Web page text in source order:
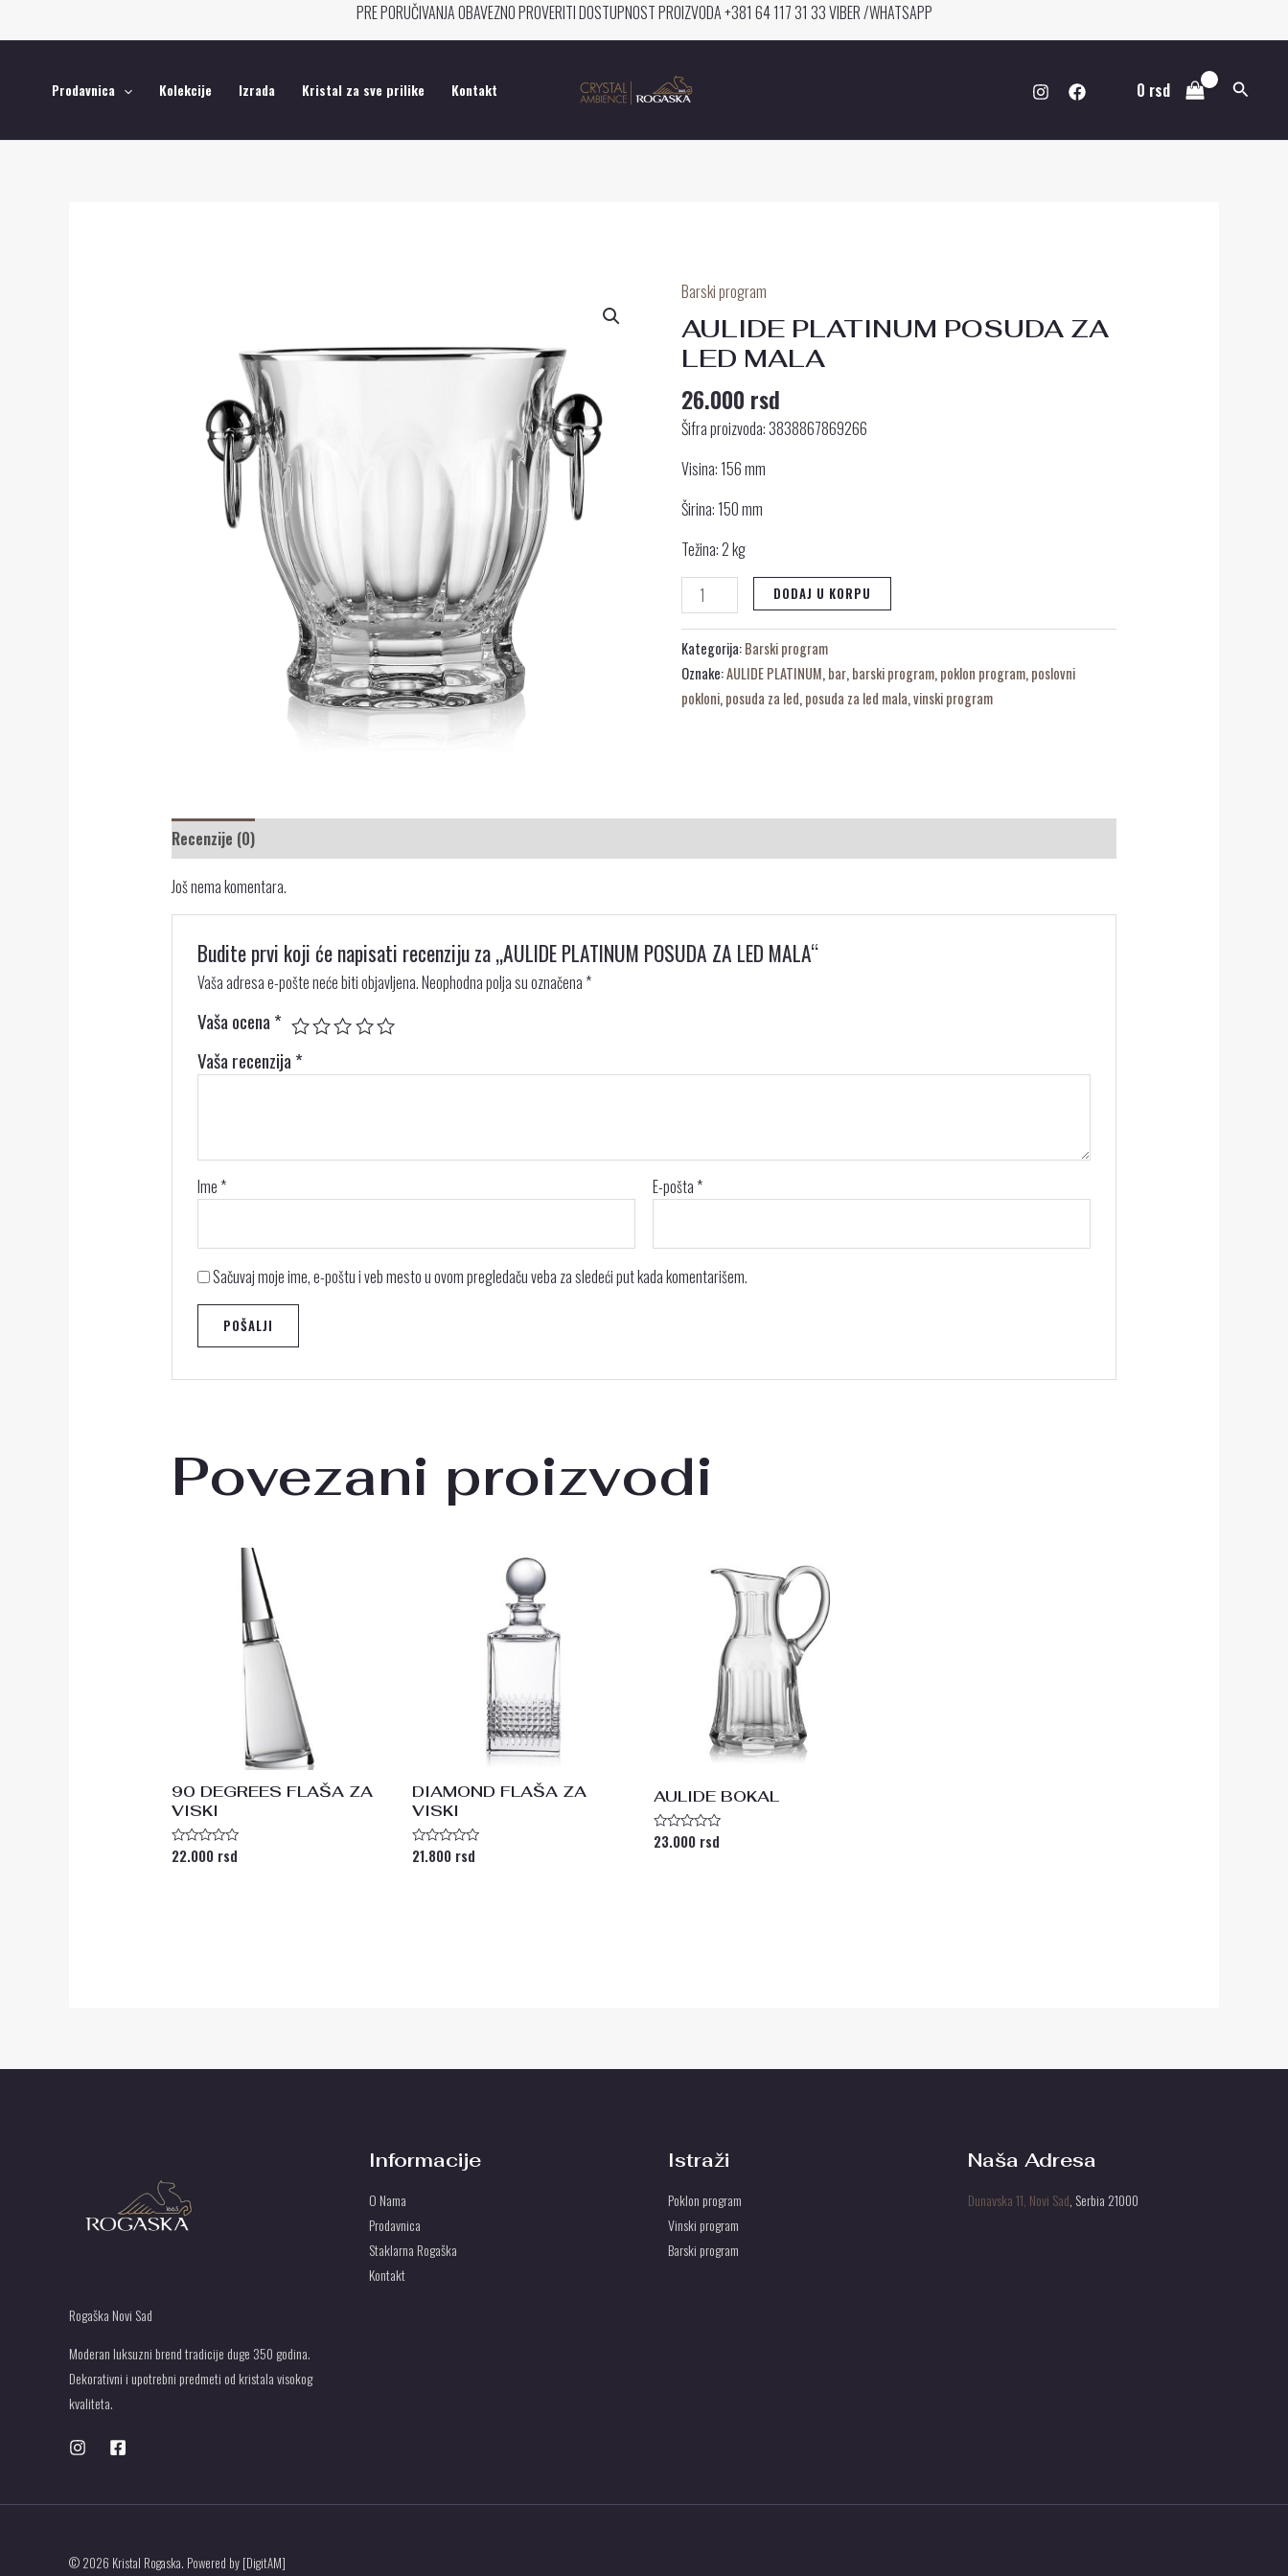
na
PRE PORUČIVANJA OBAVEZNO PROVERITI DOSTUPNOST PROIZVODA +381 64 117 31 33 VIBER /WHATSAPP
Prodavnica Kolekcije Izrada Kristal za sve prilike Kontakt 0 rsd Pretraga
Barski program
AULIDE PLATINUM POSUDA ZA
LED MALA
26.000 rsd
Šifra proizvoda: 3838867869266
Visina: 156 mm
Širina: 150 mm
Težina: 2 kg
AULIDE
PLATINUM
POSUDA
ZA
LED
MALA
količina
DODAJ U KORPU
Kategorija:Barski program
Oznake:AULIDE PLATINUM,bar,barski program,poklon program,poslovni
pokloni,posuda za led,posuda za led mala,vinski program
Recenzije (0)
Još nema komentara.
Budite prvi koji će napisati recenziju za „AULIDE PLATINUM POSUDA ZA LED MALA“
Vaša adresa e-pošte neće biti objavljena.Neophodna polja su označena *
Vaša ocena*
Vaša recenzija*
Ime * E-pošta *
Sačuvaj moje ime, e-poštu i veb mesto u ovom pregledaču veba za sledeći put kada komentarišem.
Povezani proizvodi
90 DEGREES FLAŠA ZA
VISKI
Ocenjeno
sa
22.000 rsd
DIAMOND FLAŠA ZA
VISKI
Ocenjeno
sa
21.800 rsd
AULIDE BOKAL
Ocenjeno
sa
23.000 rsd
Rogaška Novi Sad
Moderan luksuzni brend tradicije duge 350 godina.
Dekorativni i upotrebni predmeti od kristala visokog
kvaliteta.
Informacije
O Nama
Prodavnica
Staklarna Rogaška
Kontakt
Istraži
Poklon program
Vinski program
Barski program
Naša Adresa
Dunavska 11, Novi Sad, Serbia 21000
© 2026 Kristal Rogaska. Powered by [DigitAM]